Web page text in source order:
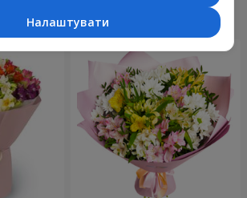
дорожче
Налаштувати